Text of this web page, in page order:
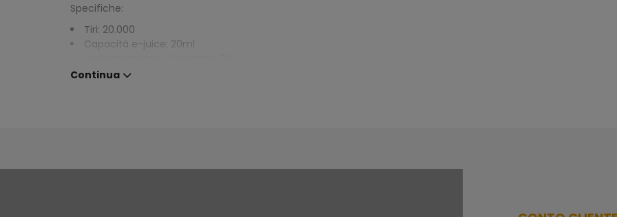
Specifiche:
Tiri: 20.000
Capacità e-juice: 20ml
Tipo di coil: Doppia Mesh Coil
trucchi sullo svapo.
Continua